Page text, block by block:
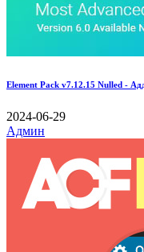
Element Pack v7.12.15 Nulled -
2024-06-29
Админ